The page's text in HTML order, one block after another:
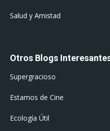
Salud y Amistad
Otros Blogs
Supergracioso
Estamos de Cine
Ecología Útil